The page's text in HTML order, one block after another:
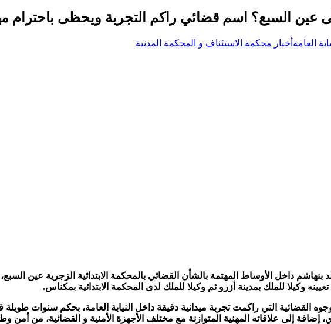
عين السبع؟ اسم قضائي راكم التجربة ويحظى باحترام
العامة أخبار محكمة الاستئناف و المحكمة المدنية
بنهاشم داخل الأوساط المهتمة بالشأن القضائي بالمحكمة الابتدائية الزجرية عين
وكيلا للملك بمدينة أزرو ثم وكيلا للملك لدى المحكمة الابتدائية بمكناس.
القضائية التي راكمت تجربة ميدانية دقيقة داخل النيابة العامة، بحكم سنوات
إلى علاقاته المهنية المتوازنة مع مختلف الأجهزة الأمنية و القضائية، من